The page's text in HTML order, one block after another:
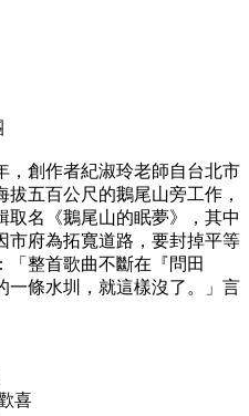
，創作者紀淑玲老師自台北市
五百公尺的鵝尾山旁工作，
取名《鵝尾山的眠夢》，其中
市府為拓寬道路，要封掉平等
「整首歌曲不斷在『問田
一條水圳，就這樣沒了。」言
喜